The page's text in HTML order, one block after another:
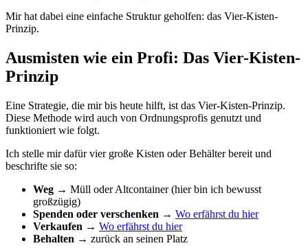
Mir hat dabei eine einfache Struktur geholfen: das Vier-Kisten-
Prinzip.
Ausmisten wie ein Profi: Das Vier-Kisten-
Prinzip
Eine Strategie, die mir bis heute hilft, ist das Vier-Kisten-Prinzip.
Diese Methode wird auch von Ordnungsprofis genutzt und
funktioniert wie folgt.
Ich stelle mir dafür vier große Kisten oder Behälter bereit und
beschrifte sie so:
Weg → Müll oder Altcontainer (hier bin ich bewusst
großzügig)
Spenden oder verschenken → Wo erfährst du hier
Verkaufen → Wo erfährst du hier
Behalten → zurück an seinen Platz